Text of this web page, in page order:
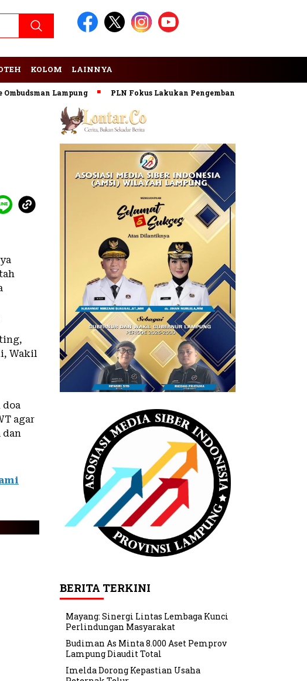
KOLOM LAINNYA
Lampung PLN Fokus Lakukan Pengembangan Pembangkit EBT
Wakil
doa
agar
dan
BERITA TERKINI
Mayang: Sinergi Lintas Lembaga Kunci
Perlindungan Masyarakat
Budiman As Minta 8.000 Aset Pemprov
Lampung Diaudit Total
Imelda Dorong Kepastian Usaha